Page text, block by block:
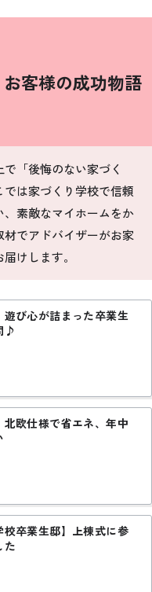
Instagram
お客様の成功物語
「後悔のない家づく
は家づくり学校で信頼
素敵なマイホームをか
でアドバイザーがお家
けします。
遊び心が詰まった卒業生
♪
北欧仕様で省エネ、年中
校卒業生邸】上棟式に参
た